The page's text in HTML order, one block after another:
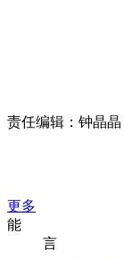
责任编辑：钟晶
更多
能
言